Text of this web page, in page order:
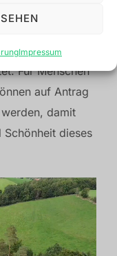
Impressum
Für Menschen
auf Antrag
damit
Schönheit dieses